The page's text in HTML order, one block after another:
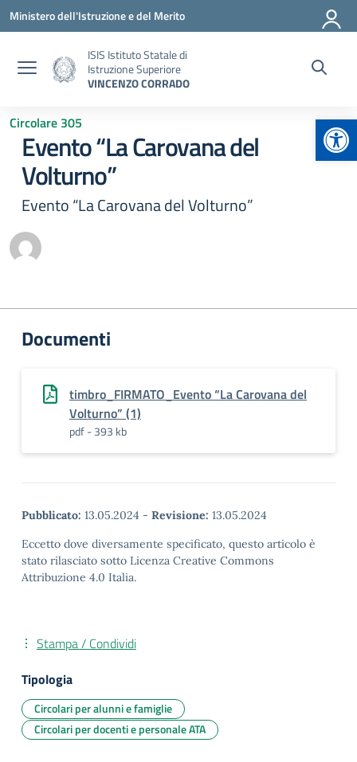
Vai ai contenuti
Vai al menu di navigazione
Vai al footer
Ministero dell'Istruzione e del Merito
ISIS Istituto Statale di
Istruzione Superiore
VINCENZO CORRADO
Circolare 305
Evento “La Carovana del
Volturno”
Evento “La Carovana del Volturno”
Documenti
timbro_FIRMATO_Evento “La Carovana del
Volturno” (1)
pdf - 393 kb
Pubblicato: 13.05.2024 - Revisione: 13.05.2024
Eccetto dove diversamente specificato, questo articolo è
stato rilasciato sotto Licenza Creative Commons
Attribuzione 4.0 Italia.
Stampa / Condividi
Tipologia
Circolari per alunni e famiglie
Circolari per docenti e personale ATA